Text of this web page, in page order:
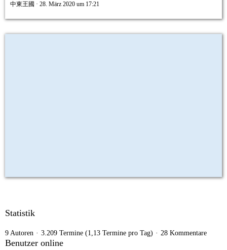
中東王國
28. März 2020 um 17:21
Statistik
9 Autoren 3.209 Termine (1,13 Termine pro Tag) 28 Kommentare
Benutzer online